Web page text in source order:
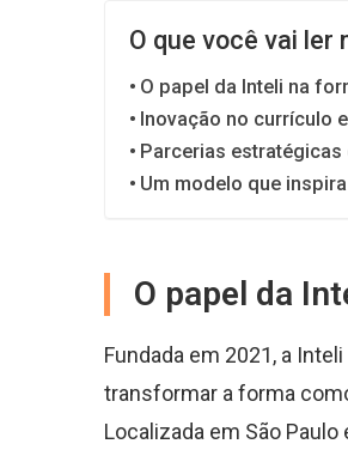
O que você vai ler
O papel da Inteli na
Inovação no currículo
Parcerias
Um modelo que
O papel da
Fundada em 2021, a
transformar a forma
Localizada em São